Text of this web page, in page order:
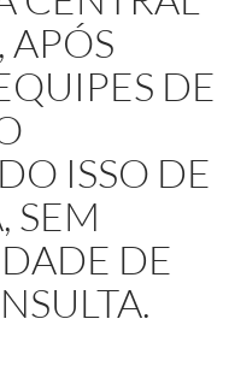
APÓS
DE
ISSO DE
SEM
DE